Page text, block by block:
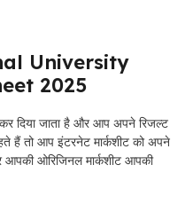
University
2025
कर दिया जाता है और आप अपने रिजल्ट
हैं तो आप इंटरनेट मार्कशीट को अपने
ओरिजिनल मार्कशीट आपकी